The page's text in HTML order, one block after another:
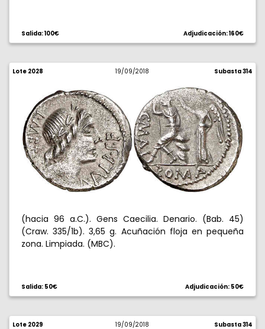
Salida: 100€ Adjudicación: 160€
Lote 2028 19/09/2018 Subasta 314
(hacia 96 a.C.). Gens Caecilia. Denario. (Bab. 45)
(Craw. 335/1b). 3,65 g. Acuñación floja en pequeña
zona. Limpiada. (MBC).
Salida: 50€ Adjudicación: 50€
Lote 2029 19/09/2018 Subasta 314